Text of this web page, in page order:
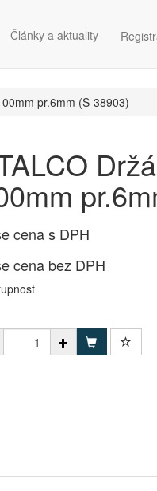
Články a aktuality
pr.6mm (S-38903)
cena s DPH
cena bez DPH